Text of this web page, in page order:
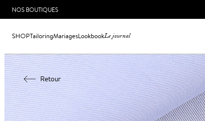
NOS BOUTIQUES
SHOPTailoringMariagesLookbookLe journal
Retour